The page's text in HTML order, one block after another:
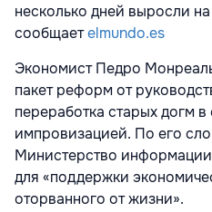
несколько дней выросли
сообщаетelmundo.es
Экономист Педро
пакет реформ от
переработка старых догм в
импровизацией. По его
Министерство
для «поддержки
оторванного от жизни».